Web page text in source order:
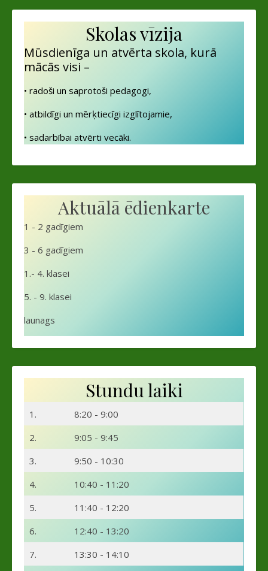
Skolas vīzija
Mūsdienīga un atvērta skola, kurā
mācās visi –
• radoši un saprotoši pedagogi,
• atbildīgi un mērķtiecīgi izglītojamie,
• sadarbībai atvērti vecāki.
Aktuālā ēdienkarte
1 - 2 gadīgiem
3 - 6 gadīgiem
1.- 4. klasei
5. - 9. klasei
launags
Stundu laiki
1.
8:20 - 9:00
2.
9:05 - 9:45
3.
9:50 - 10:30
4.
10:40 - 11:20
5.
11:40 - 12:20
6.
12:40 - 13:20
7.
13:30 - 14:10